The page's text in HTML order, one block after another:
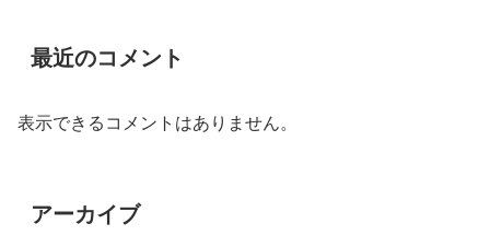
最近のコメント
表示できるコメントはありません。
アーカイブ